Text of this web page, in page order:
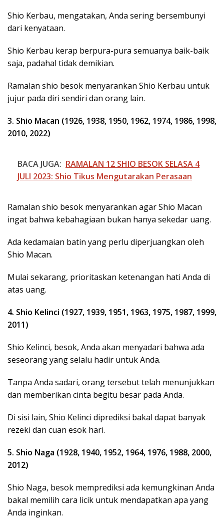
Shio Kerbau, mengatakan, Anda sering bersembunyi
dari kenyataan.
Shio Kerbau kerap berpura-pura semuanya baik-baik
saja, padahal tidak demikian.
Ramalan shio besok menyarankan Shio Kerbau untuk
jujur pada diri sendiri dan orang lain.
3. Shio Macan (1926, 1938, 1950, 1962, 1974, 1986, 1998,
2010, 2022)
BACA JUGA: RAMALAN 12 SHIO BESOK SELASA 4
JULI 2023: Shio Tikus Mengutarakan Perasaan
Ramalan shio besok menyarankan agar Shio Macan
ingat bahwa kebahagiaan bukan hanya sekedar uang.
Ada kedamaian batin yang perlu diperjuangkan oleh
Shio Macan.
Mulai sekarang, prioritaskan ketenangan hati Anda di
atas uang.
4. Shio Kelinci (1927, 1939, 1951, 1963, 1975, 1987, 1999,
2011)
Shio Kelinci, besok, Anda akan menyadari bahwa ada
seseorang yang selalu hadir untuk Anda.
Tanpa Anda sadari, orang tersebut telah menunjukkan
dan memberikan cinta begitu besar pada Anda.
Di sisi lain, Shio Kelinci diprediksi bakal dapat banyak
rezeki dan cuan esok hari.
5. Shio Naga (1928, 1940, 1952, 1964, 1976, 1988, 2000,
2012)
Shio Naga, besok memprediksi ada kemungkinan Anda
bakal memilih cara licik untuk mendapatkan apa yang
Anda inginkan.